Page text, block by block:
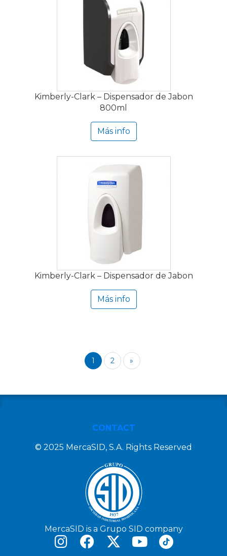
Kimberly-Clark – Dispensador de Jabon
800ml
Más info
Kimberly-Clark – Dispensador de Jabon
Más info
1 2 »
CONTACT
© 2025 MercaSID, S.A. Rights Reserved
MercaSID is a Grupo SID company